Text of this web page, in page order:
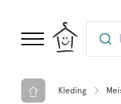
Kleding